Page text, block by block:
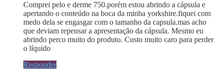
Comprei pelo e derme 750.porém estou abrindo a cápsula e
apertando o conteúdo na boca da minha yorkshire.fiquei com
medo dela se engasgar com o tamanho da capsula.mas acho
que deviam repensar a apresentação da cápsula. Mesmo eu
abrindo perco muito do produto. Custo muito caro para perder
o líquido
Responder